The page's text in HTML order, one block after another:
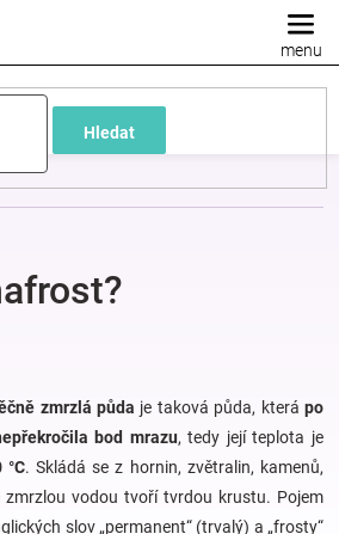
Hledat
zmrzlá půda je taková půda, kterápo
bod mrazu, tedy její teplota je
. Skládá se z hornin, zvětralin, kamenů,
vodou tvoří tvrdou krustu. Pojem
slov „permanent“ (trvalý) a „frosty“